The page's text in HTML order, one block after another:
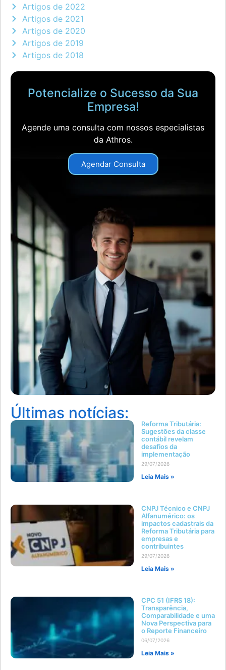
Artigos de 2022
Artigos de 2021
Artigos de 2020
Artigos de 2019
Artigos de 2018
Potencialize o Sucesso da Sua
Empresa!
Agende uma consulta com nossos especialistas
da Athros.
Agendar Consulta
Últimas notícias:
Reforma Tributária:
Sugestões da classe
contábil revelam
desafios da
implementação
29/07/2026
Leia Mais »
CNPJ Técnico e CNPJ
Alfanumérico: os
impactos cadastrais da
Reforma Tributária para
empresas e
contribuintes
29/07/2026
Leia Mais »
CPC 51 (IFRS 18):
Transparência,
Comparabilidade e uma
Nova Perspectiva para
o Reporte Financeiro
06/07/2026
Leia Mais »